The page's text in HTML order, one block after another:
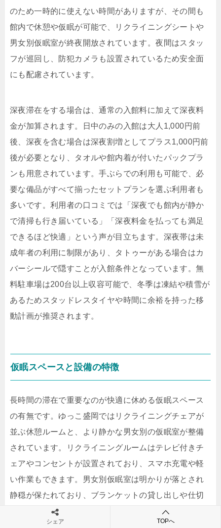
のため一時的に使えない時間がありますが、その間も
館内で休憩や仮眠が可能で、リクライニングシートや
男女別仮眠室が終夜開放されています。夜間はスタッ
フが巡回し、防犯カメラも設置されているため安全面
にも配慮されています。
深夜滞在をする場合は、通常の入館料に加えて深夜料
金が加算されます。日中のみの入館は大人1,000円前
後、深夜を含む場合は深夜割増としてプラス1,000円前
後が必要となり、タオルや館内着が付いたパックプラ
ンも用意されています。手ぶらでの利用も可能で、必
要な備品がすべて揃ったセットプランを選ぶ利用者も
多いです。利用者の口コミでは「深夜でも館内が静か
で清掃も行き届いている」「深夜料金を払っても満足
できるほど快適」という声が目立ちます。深夜帯は未
成年者の利用に制限があり、タトゥーがある場合はカ
バーシールで隠すことが入館条件となっています。無
料駐車場は200台以上収容可能で、冬季は凍結や積雪が
あるためスタッドレスタイヤや時間に余裕を持った移
動計画が推奨されます。
仮眠スペースと設備の特徴
長時間の滞在で重要なのが快適に休める仮眠スペース
の有無です。ゆっこ盛岡ではリクライニングチェアが
並ぶ休憩ルームと、より静かな男女別の仮眠室が整備
されています。リクライニングルームはテレビ付きチ
ェアやコンセントが設置されており、スマホ充電や軽
い作業もできます。男女別仮眠室は明かりが落とされ
静穏が保たれており、ブランケットの貸し出しや仕切
りによるプライバシーへの配慮がなされています。女
シェア TOPへ